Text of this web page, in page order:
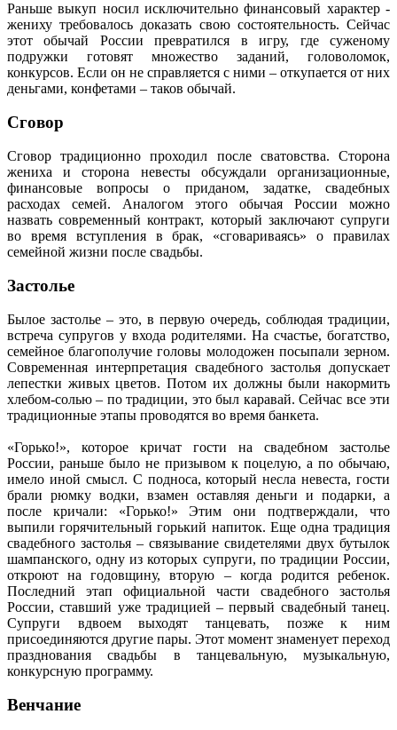
Раньше выкуп носил исключительно финансовый характер -
жениху требовалось доказать свою состоятельность. Сейчас
этот обычай России превратился в игру, где суженому
подружки готовят множество заданий, головоломок,
конкурсов. Если он не справляется с ними – откупается от них
деньгами, конфетами – таков обычай.
Сговор
Сговор традиционно проходил после сватовства. Сторона
жениха и сторона невесты обсуждали организационные,
финансовые вопросы о приданом, задатке, свадебных
расходах семей. Аналогом этого обычая России можно
назвать современный контракт, который заключают супруги
во время вступления в брак, «сговариваясь» о правилах
семейной жизни после свадьбы.
Застолье
Былое застолье – это, в первую очередь, соблюдая традиции,
встреча супругов у входа родителями. На счастье, богатство,
семейное благополучие головы молодожен посыпали зерном.
Современная интерпретация свадебного застолья допускает
лепестки живых цветов. Потом их должны были накормить
хлебом-солью – по традиции, это был каравай. Сейчас все эти
традиционные этапы проводятся во время банкета.
«Горько!», которое кричат гости на свадебном застолье
России, раньше было не призывом к поцелую, а по обычаю,
имело иной смысл. С подноса, который несла невеста, гости
брали рюмку водки, взамен оставляя деньги и подарки, а
после кричали: «Горько!» Этим они подтверждали, что
выпили горячительный горький напиток. Еще одна традиция
свадебного застолья – связывание свидетелями двух бутылок
шампанского, одну из которых супруги, по традиции России,
откроют на годовщину, вторую – когда родится ребенок.
Последний этап официальной части свадебного застолья
России, ставший уже традицией – первый свадебный танец.
Супруги вдвоем выходят танцевать, позже к ним
присоединяются другие пары. Этот момент знаменует переход
празднования свадьбы в танцевальную, музыкальную,
конкурсную программу.
Венчание